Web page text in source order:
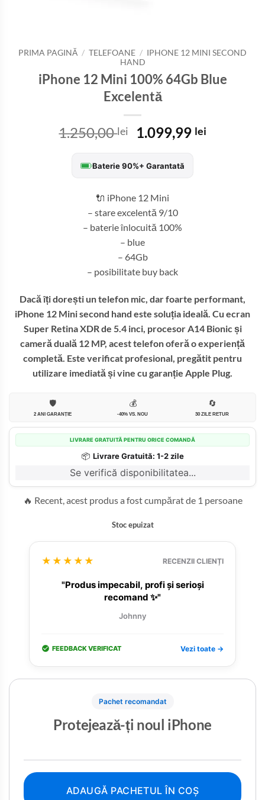
PRIMA PAGINĂ / TELEFOANE / IPHONE 12 MINI SECOND
HAND
iPhone 12 Mini 100% 64Gb Blue
Excelentă
1.250,00lei
Prețul
a
fost:
1.099,99 leiPrețul
Baterie 90%+ Garantată
🔌 iPhone 12 Mini
– stare excelentă 9/10
– baterie înlocuită 100%
– blue
– 64Gb
– posibilitate buy back
Dacă îți dorești un telefon mic, dar foarte performant,
iPhone 12 Mini second hand este soluția ideală. Cu ecran
Super Retina XDR de 5.4 inci, procesor A14 Bionic și
cameră duală 12 MP, acest telefon oferă o experiență
completă. Este verificat profesional, pregătit pentru
utilizare imediată și vine cu garanție Apple Plug.
🛡️
2 ANI GARANȚIE
💰
-40% VS. NOU
🔄
30 ZILE RETUR
LIVRARE GRATUITĂ PENTRU ORICE COMANDĂ
📦 Livrare Gratuită: 1-2 zile
Se verifică disponibilitatea...
🔥 Recent, acest produs a fost cumpărat de 1 persoane
Stoc epuizat
★★★★★ RECENZII CLIENȚI
"Produs impecabil, profi și serioși
recomand ✨"
Johnny
FEEDBACK VERIFICAT Vezi toate →
Pachet recomandat
Protejează-ți noul iPhone
ADAUGĂ PACHETUL ÎN COȘ